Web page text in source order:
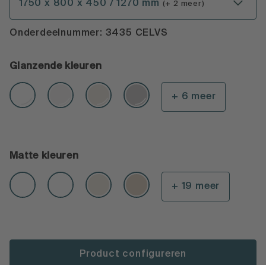
1750 x 800 x 450 / 1270 mm (+ 2 meer)
Onderdeelnummer: 3435 CELVS
Glanzende kleuren
+ 6 meer
Matte kleuren
+ 19 meer
Product configureren